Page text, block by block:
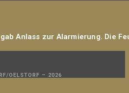
Anlass zur Alarmierung. Die
OELSTORF – 2026